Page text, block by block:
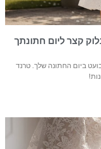
קצר ליום חתונתך
ביום החתונה שלך. טרנד